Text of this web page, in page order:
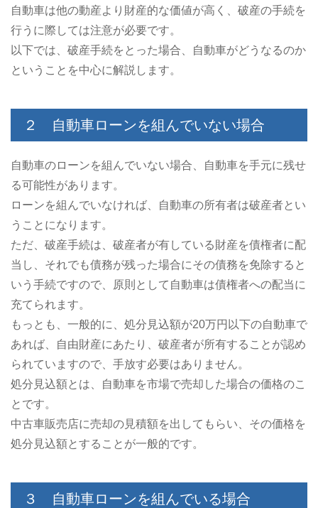
自動車は他の動産より財産的な価値が高く、破産の手続を
行うに際しては注意が必要です。
以下では、破産手続をとった場合、自動車がどうなるのか
ということを中心に解説します。
２ 自動車ローンを組んでいない場合
自動車のローンを組んでいない場合、自動車を手元に残せ
る可能性があります。
ローンを組んでいなければ、自動車の所有者は破産者とい
うことになります。
ただ、破産手続は、破産者が有している財産を債権者に配
当し、それでも債務が残った場合にその債務を免除すると
いう手続ですので、原則として自動車は債権者への配当に
充てられます。
もっとも、一般的に、処分見込額が20万円以下の自動車で
あれば、自由財産にあたり、破産者が所有することが認め
られていますので、手放す必要はありません。
処分見込額とは、自動車を市場で売却した場合の価格のこ
とです。
中古車販売店に売却の見積額を出してもらい、その価格を
処分見込額とすることが一般的です。
３ 自動車ローンを組んでいる場合